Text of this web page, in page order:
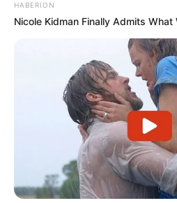
HABERION
Nicole Kidman Finally Admits What